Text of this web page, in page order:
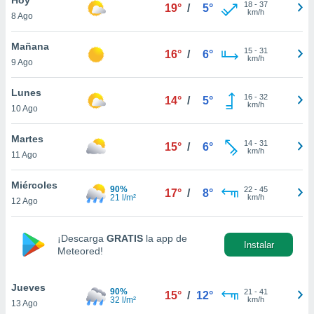
en
más
nuestra
de
aceptar
de
8 Ago
19° / 5° 18- 37
km/h
Mañana
9 Ago
16° / 6° 15- 31
km/h
Lunes
10 Ago
14° / 5° 16- 32
km/h
Martes
11 Ago
15° / 6° 14- 31
km/h
Miércoles
12 Ago
90%
21 l/m²
17° / 8° 22- 45
km/h
¡Descarga GRATIS la app de
Meteored!
Instalar
Jueves
13 Ago
90%
32 l/m²
15° / 12° 21 - 41
km/h